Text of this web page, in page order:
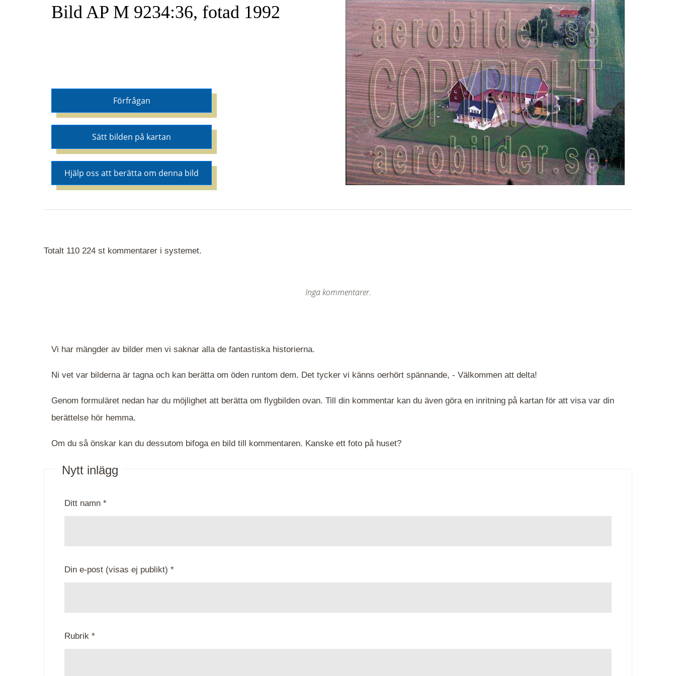
Bild AP M 9234:36, fotad 1992
Förfrågan
Sätt bilden på kartan
Hjälp oss att berätta om denna bild
Totalt 110 224 st kommentarer i systemet.
Inga kommentarer.
Vi har mängder av bilder men vi saknar alla de fantastiska historierna.
Ni vet var bilderna är tagna och kan berätta om öden runtom dem. Det tycker vi känns oerhört spännande, - Välkommen att delta!
Genom formuläret nedan har du möjlighet att berätta om flygbilden ovan. Till din kommentar kan du även göra en inritning på kartan för att visa var din
berättelse hör hemma.
Om du så önskar kan du dessutom bifoga en bild till kommentaren. Kanske ett foto på huset?
Nytt inlägg
Ditt namn *
Din e-post (visas ej publikt) *
Rubrik *